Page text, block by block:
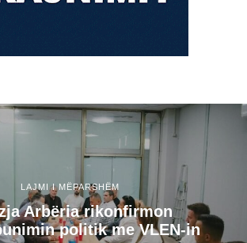
LAJMI I MËPARSHËM
Arbëria rikonfirmon
politik me VLEN-in